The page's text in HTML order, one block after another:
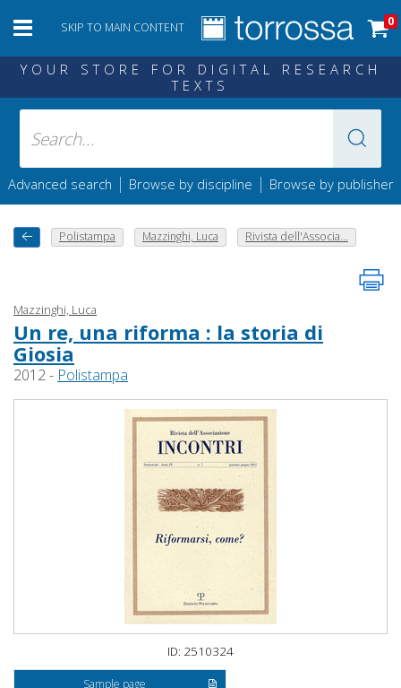
SKIP TO MAIN CONTENT 0
YOUR STORE FOR DIGITAL RESEARCH
TEXTS
Advanced search | Browse by discipline | Browse by publisher
Polistampa Mazzinghi, Luca Rivista dell'Associa...
Mazzinghi, Luca
Un re, una riforma : la storia di
Giosia
2012 - Polistampa
ID: 2510324
Sample page